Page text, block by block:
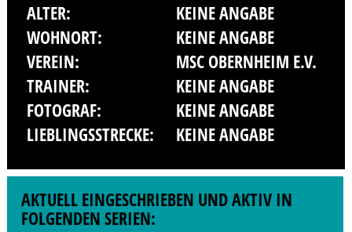
ALTER:
KEINE ANGABE
WOHNORT:
KEINE ANGABE
VEREIN:
MSC OBERNHEIM E.V.
TRAINER:
KEINE ANGABE
FOTOGRAF:
KEINE ANGABE
LIEBLINGSSTRECKE:
KEINE ANGABE
AKTUELL EINGESCHRIEBEN UND AKTIV IN
FOLGENDEN SERIEN: